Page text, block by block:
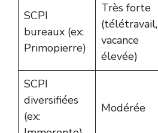
SCPI
bureaux (ex:
Primopierre)
Très forte
(télétravail,
vacance
élevée)
SCPI
diversifiées
(ex:
Modérée